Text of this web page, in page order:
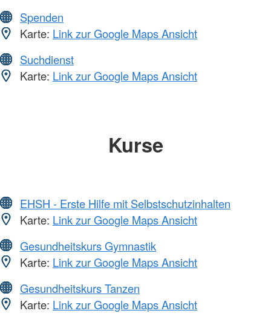
Spenden
Karte: Link zur Google Maps Ansicht
Suchdienst
Karte: Link zur Google Maps Ansicht
Kurse
EHSH - Erste Hilfe mit Selbstschutzinhalten
Karte: Link zur Google Maps Ansicht
Gesundheitskurs Gymnastik
Karte: Link zur Google Maps Ansicht
Gesundheitskurs Tanzen
Karte: Link zur Google Maps Ansicht